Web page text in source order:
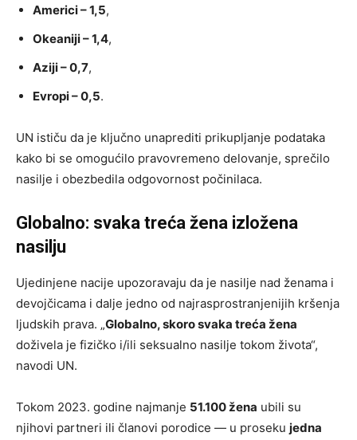
Americi – 1,5,
Okeaniji – 1,4,
Aziji – 0,7,
Evropi – 0,5.
UN ističu da je ključno unaprediti prikupljanje podataka
kako bi se omogućilo pravovremeno delovanje, sprečilo
nasilje i obezbedila odgovornost počinilaca.
Globalno: svaka treća žena izložena
nasilju
Ujedinjene nacije upozoravaju da je nasilje nad ženama i
devojčicama i dalje jedno od najrasprostranjenijih kršenja
ljudskih prava. „Globalno, skoro svaka treća žena
doživela je fizičko i/ili seksualno nasilje tokom života“,
navodi UN.
Tokom 2023. godine najmanje 51.100 žena ubili su
njihovi partneri ili članovi porodice — u proseku jedna